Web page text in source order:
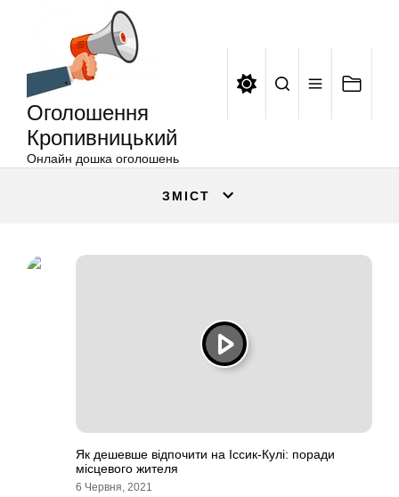
Оголошення
Кропивницький
Онлайн дошка оголошень
ЗМІСТ
Як дешевше відпочити на Іссик-Кулі: поради
місцевого жителя
6 Червня, 2021